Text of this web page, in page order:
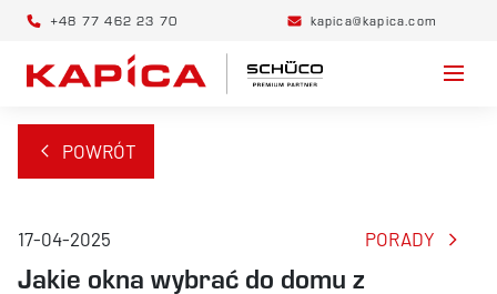
+48 77 462 23 70 kapica@kapica.com
POWRÓT
17-04-2025 PORADY
Jakie okna wybrać do domu z